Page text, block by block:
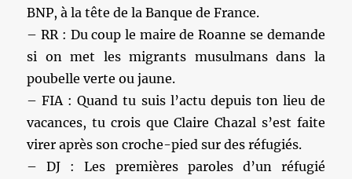
BNP, à la tête de la Banque de France.
– RR : Du coup le maire de Roanne se demande
si on met les migrants musulmans dans la
poubelle verte ou jaune.
– FIA : Quand tu suis l’actu depuis ton lieu de
vacances, tu crois que Claire Chazal s’est faite
virer après son croche-pied sur des réfugiés.
– DJ : Les premières paroles d’un réfugié